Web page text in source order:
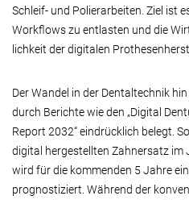
Schleif- und Polierarbeiten. Ziel ist
Workflows zu entlasten und die
lichkeit der digitalen
Der Wandel in der Dentaltechnik
durch Berichte wie den „Digital
Report 2032“ eindrücklich belegt.
digital hergestellten Zahnersatz im
wird für die kommenden 5 Jahre
prognostiziert. Während der